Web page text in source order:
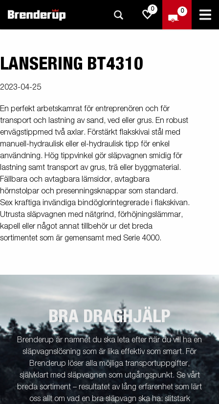
0 0
LANSERING BT4310
2023-04-25
En perfekt arbetskamrat för entreprenören och för
transport och lastning av sand, ved eller grus. En robust
envägstippmed två axlar. Förstärkt flakskivai stål med
manuell-hydraulisk eller el-hydraulisk tipp för enkel
användning. Hög tippvinkel gör släpvagnen smidig för
lastning samt transport av grus, trä eller byggmaterial.
Fällbara och avtagbara lämsidor, avtagbara
hörnstolpar och presenningsknappar som standard.
Sex kraftiga invändiga bindöglorintegrerade i flakskivan.
Utrusta släpvagnen med nätgrind, förhöjningslämmar,
kapell eller något annat tillbehör ur det breda
sortimentet som är gemensamt med Serie 4000.
BRA DRAGHJÄLP
Brenderup är namnet du ska leta efter när du vill ha en
släpvagnslösning som är lika effektiv som smart. För
Brenderup löser alla möjliga transportuppgifter,
självklart med släpvagnen som utgångspunkt. Se vårt
breda sortiment – resultatet av lång erfarenhet som lärt
oss allt om vad en bra släpvagn ska ha: slitstark